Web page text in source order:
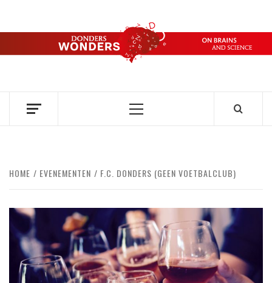
de
DONDERS
OVER HERSENEN EN WETENSCHAP // ON BRAINS AND
Primair
HOME EVENEMENTEN F.C. DONDERS (GEEN VOETBALCLUB)